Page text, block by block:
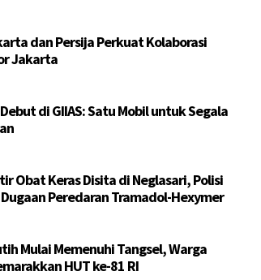
dan Persija Perkuat Kolaborasi
Jakarta
Debut di GIIAS: Satu Mobil untuk Segala
Obat Keras Disita di Neglasari, Polisi
Peredaran Tramadol-Hexymer
Mulai Memenuhi Tangsel, Warga
HUT ke-81 RI